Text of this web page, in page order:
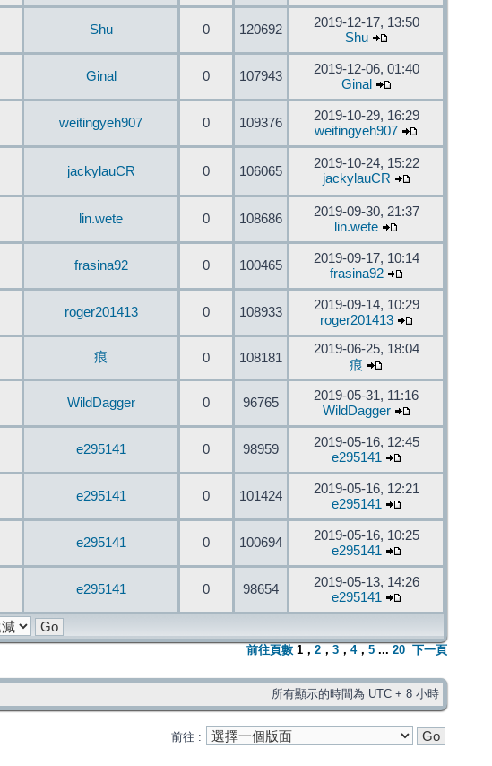
Shu 0 120692
2019-12-17, 13:50
Shu
Ginal 0 107943
2019-12-06, 01:40
Ginal
weitingyeh907 0 109376
2019-10-29, 16:29
weitingyeh907
jackylauCR 0 106065
2019-10-24, 15:22
jackylauCR
lin.wete 0 108686
2019-09-30, 21:37
lin.wete
frasina92 0 100465
2019-09-17, 10:14
frasina92
roger201413 0 108933
2019-09-14, 10:29
roger201413
痕 0 108181
2019-06-25, 18:04
痕
WildDagger 0 96765
2019-05-31, 11:16
WildDagger
e295141 0 98959
2019-05-16, 12:45
e295141
e295141 0 101424
2019-05-16, 12:21
e295141
e295141 0 100694
2019-05-16, 10:25
e295141
e295141 0 98654
2019-05-13, 14:26
e295141
前往頁數 1 ， 2 ， 3 ， 4， 5 ... 20 下一頁
所有顯示的時間為 UTC + 8 小時
前往 :